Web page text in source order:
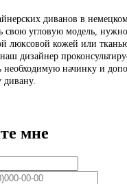
диванов в
свою угловую модель,
люксовой кожей или
дизайнер
необходимую начинку и
дивану.
мне